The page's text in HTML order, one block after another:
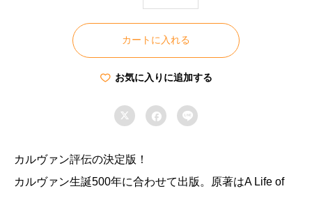
ャ
ン・
カ
ル
ァ
生
カートに入れる
お気に入りに追加する
  
カルヴァン評伝の決定版！
カルヴァン生誕500年に合わせて出版。原著はA Life of